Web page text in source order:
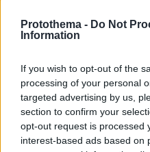
Protothema - Do Not
Information
If you wish to opt-out of the
processing of your personal
targeted advertising by us,
section to confirm your
opt-out request is processed
interest-based ads based on
Η Γαλλία μπήκε στο
πρίζα: Σπασμωδικές
παραβιάσεις και